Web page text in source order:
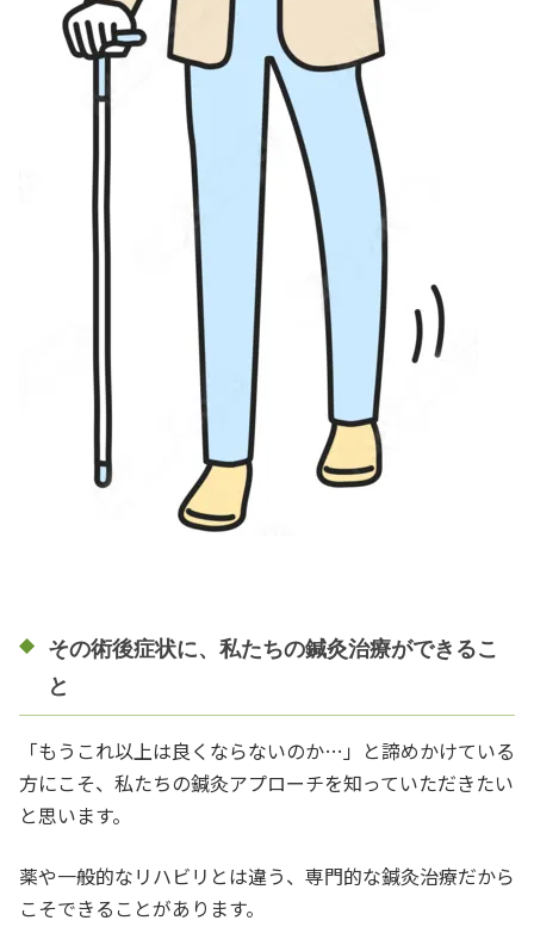
その術後症状に、私たちの鍼灸治療ができるこ
と
「もうこれ以上は良くならないのか…」と諦めかけている
方にこそ、私たちの鍼灸アプローチを知っていただきたい
と思います。
薬や一般的なリハビリとは違う、専門的な鍼灸治療だから
こそできることがあります。